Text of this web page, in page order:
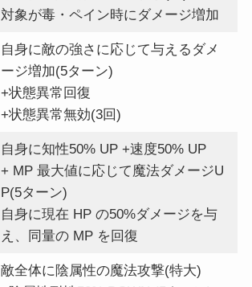
対象が毒・ペイン時にダメージ増加
自身に敵の強さに応じて与えるダメ
ージ増加(5ターン)
+状態異常回復
+状態異常無効(3回)
自身に知性50% UP +速度50% UP
+ MP 最大値に応じて魔法ダメージU
P(5ターン)
自身に現在 HP の50%ダメージを与
え、同量の MP を回復
敵全体に陰属性の魔法攻撃(特大)